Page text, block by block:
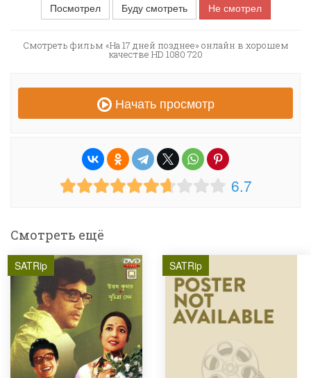
Посмотрел
Буду смотреть Не смотрел
Смотреть фильм «На 17 дней позднее» онлайн в хорошем
качестве HD 1080 720
Начать просмотр
6.7
Смотреть ещё
SATRip SATRip